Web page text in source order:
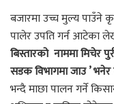
बजारमा उच्च मुल्य पाउँने
पालेर उपति गर्न आटेका
बिस्तारको नाममा मिचेर
सडक विभागमा जाउ ’
भन्दै माछा पालन गर्ने